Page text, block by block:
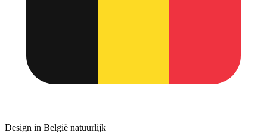
Design in België natuurlijk